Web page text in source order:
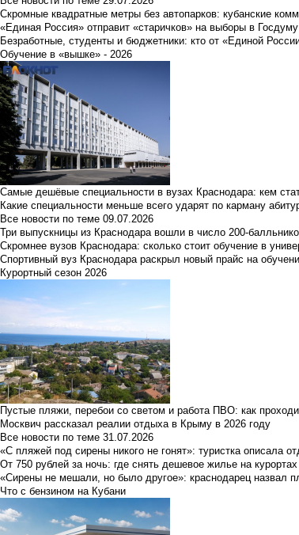
Скромные квадратные метры без автопарков: кубанские
«Единая Россия» отправит «старичков» на выборы в
Безработные, студенты и бюджетники: кто от «Единой
Обучение в «вышке» - 2026
Самые дешёвые специальности в вузах Краснодара: кем
Какие специальности меньше всего ударят по карману
Все новости по теме 09.07.2026
Три выпускницы из Краснодара вошли в число 200-
Скромнее вузов Краснодара: сколько стоит обучение в
Спортивный вуз Краснодара раскрыл новый прайс на
Курортный сезон 2026
Пустые пляжи, перебои со светом и работа ПВО: как
Москвич рассказал реалии отдыха в Крыму в 2026 году
Все новости по теме 31.07.2026
«С пляжей под сирены никого не гонят»: туристка описала
От 750 рублей за ночь: где снять дешевое жилье на
«Сирены не мешали, но было другое»: краснодарец назвал
Что с бензином на Кубани